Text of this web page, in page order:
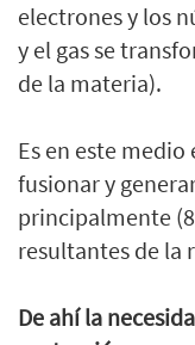
electrones y los
y el gas se
de la materia).
Es en este
fusionar y
principalmente
resultantes de la
De ahí la